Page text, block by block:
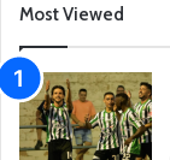
Most Viewed